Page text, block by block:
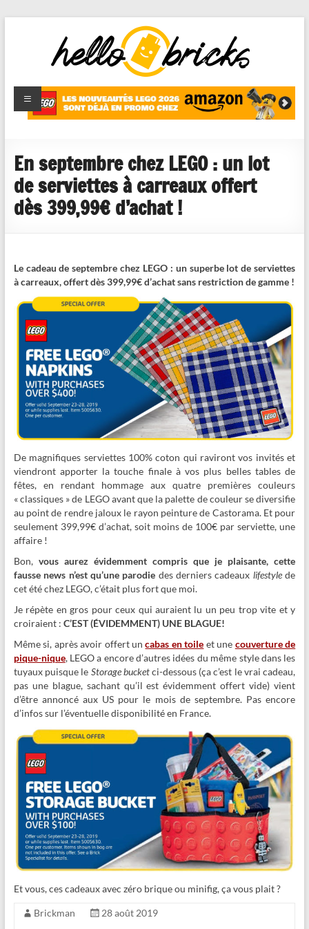
HelloBricks
Blog LEGO,
nouveaut�s
reviews
En septembre chez LEGO : un lot
de serviettes à carreaux offert
dès 399,99€ d’achat !
Le cadeau de septembre chez LEGO : un superbe lot de serviettes
à carreaux, offert dès 399,99€ d’achat sans restriction de gamme !
De magnifiques serviettes 100% coton qui raviront vos invités et
viendront apporter la touche finale à vos plus belles tables de
fêtes, en rendant hommage aux quatre premières couleurs
« classiques » de LEGO avant que la palette de couleur se diversifie
au point de rendre jaloux le rayon peinture de Castorama. Et pour
seulement 399,99€ d’achat, soit moins de 100€ par serviette, une
affaire !
Bon, vous aurez évidemment compris que je plaisante, cette
fausse news n’est qu’une parodie des derniers cadeaux lifestylede
cet été chez LEGO, c’était plus fort que moi.
Je répète en gros pour ceux qui auraient lu un peu trop vite et y
croiraient : C’EST (ÉVIDEMMENT) UNE BLAGUE!
Même si, après avoir offert uncabas en toile et une couverture de
pique-nique, LEGO a encore d’autres idées du même style dans les
tuyaux puisque le Storage bucketci-dessous (ça c’est le vrai cadeau,
pas une blague, sachant qu’il est évidemment offert vide) vient
d’être annoncé aux US pour le mois de septembre. Pas encore
d’infos sur l’éventuelle disponibilité en France.
Et vous, ces cadeaux avec zéro brique ou minifig, ça vous plait ?
Brickman
28 août 2019